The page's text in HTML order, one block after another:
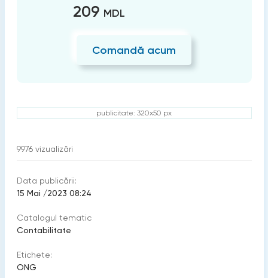
209 MDL
Comandă acum
publicitate: 320x50 px
9976 vizualizări
Data publicării:
15 Mai /2023 08:24
Catalogul tematic
Contabilitate
Etichete:
ONG